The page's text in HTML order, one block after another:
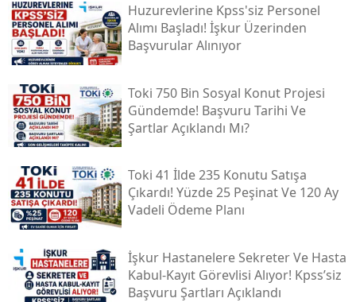
Huzurevlerine Kpss'siz Personel
Alımı Başladı! İşkur Üzerinden
Başvurular Alınıyor
Toki̇ 750 Bin Sosyal Konut Projesi
Gündemde! Başvuru Tarihi Ve
Şartlar Açıklandı Mı?
Toki̇ 41 İlde 235 Konutu Satışa
Çıkardı! Yüzde 25 Peşinat Ve 120 Ay
Vadeli Ödeme Planı
İşkur Hastanelere Sekreter Ve Hasta
Kabul-Kayıt Görevlisi Alıyor! Kpss’siz
Başvuru Şartları Açıklandı